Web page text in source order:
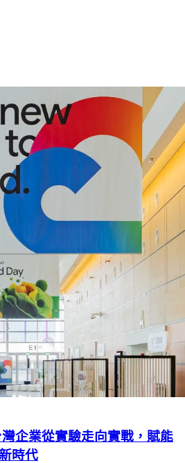
企業從實驗走向實戰，賦能
時代